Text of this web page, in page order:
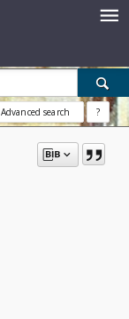
Advanced search ?